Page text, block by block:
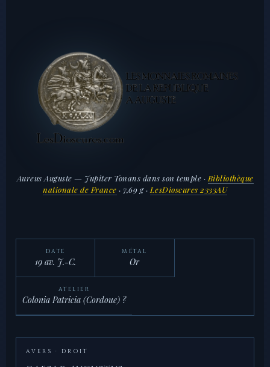
Aureus Auguste — Jupiter Tonans dans son temple · Bibliothèque
nationale de France · 7,69 g · LesDioscures 2333AU
DATE
19 av. J.-C.
MÉTAL
Or
ATELIER
Colonia Patricia (Cordoue) ?
AVERS · DROIT